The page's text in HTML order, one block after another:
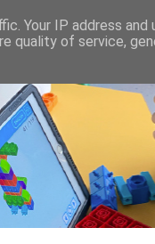
Your IP address and
quality of service,